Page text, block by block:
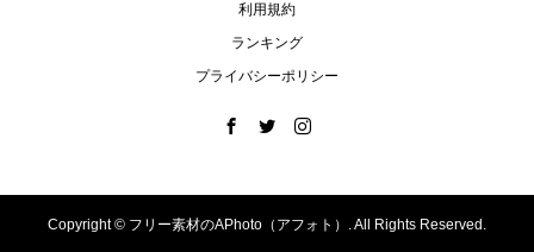
利用規約
ランキング
プライバシーポリシー
Copyright © フリー素材のAPhoto（アフォト）. All Rights Reserved.